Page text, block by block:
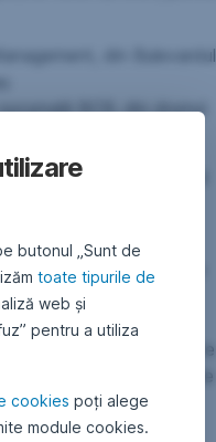
din Bulevardul
BCR, din drumul
cu administratorul
de către toate
pentru că este
în Europa. Autoritățile
periodică a
că sistemul financiar este
ca toate informațiile
fie actualizate și
butonul „Sunt de
toate tipurile de
web și
pentru a utiliza
cookies poți alege
module cookies.